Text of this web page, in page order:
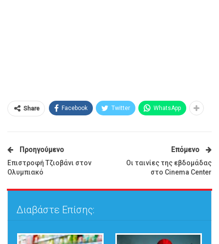
Share Facebook Twitter WhatsApp
Προηγούμενο
Επιστροφή Τζιοβάνι στον
Ολυμπιακό
Επόμενο
Οι ταινίες της εβδομάδας
στο Cinema Center
Διαβάστε Επίσης: